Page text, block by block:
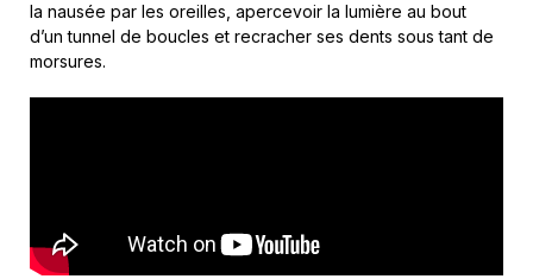
la nausée par les oreilles, apercevoir la lumière au bout
d’un tunnel de boucles et recracher ses dents sous tant de
morsures.